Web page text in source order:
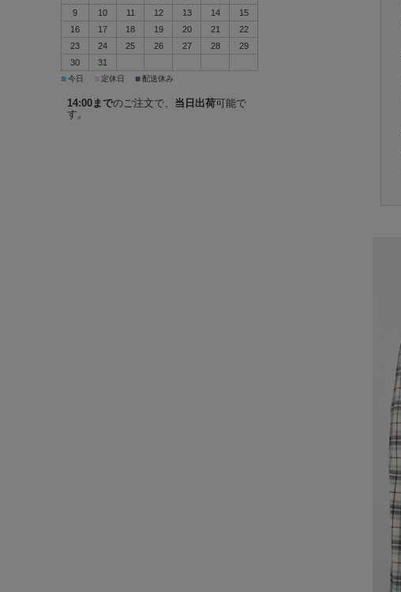
9
10 11 12 13 14
15
16
17 18 19 20 21
22
23
24 25 26 27 28
29
30
31
■今日 ■ 定休日 ■配送休み
14:00までのご注文で、 当日出荷可能で
す。